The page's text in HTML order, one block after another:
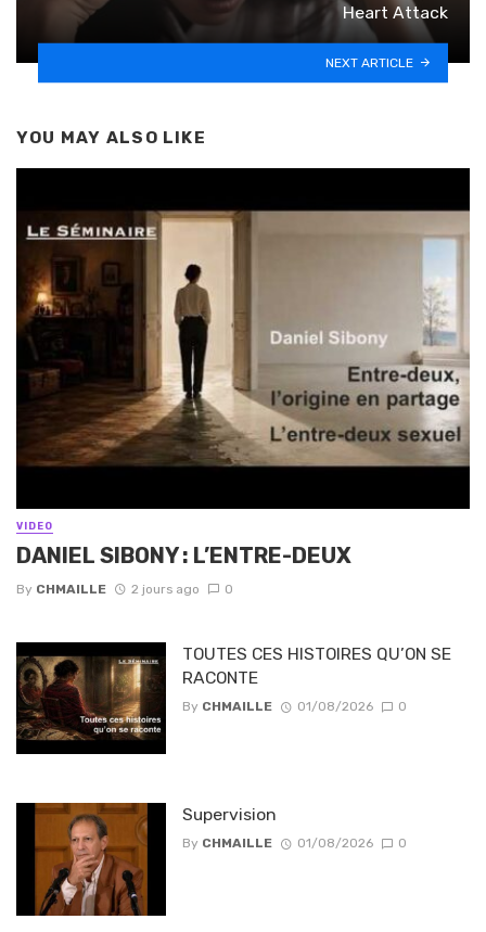
Heart Attack
NEXT ARTICLE
YOU MAY ALSO LIKE
VIDEO
DANIEL SIBONY : L’ENTRE-DEUX
By CHMAILLE 2 jours ago 0
TOUTES CES HISTOIRES QU’ON SE
RACONTE
By CHMAILLE 01/08/2026 0
Supervision
By CHMAILLE 01/08/2026 0